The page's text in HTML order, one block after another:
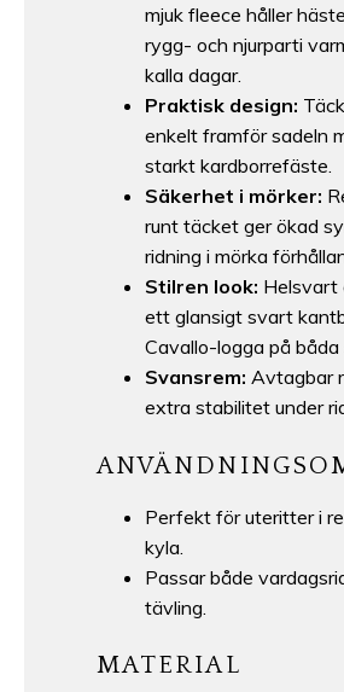
mjuk fleece håller
rygg- och njurparti
kalla dagar.
Praktisk design:
enkelt framför sadeln
starkt kardborrefäste.
Säkerhet i mörker:
runt täcket ger ökad
ridning i mörka
Stilren look: Helsvart
ett glansigt svart
Cavallo-logga på båda
Svansrem: Avtagbar
extra stabilitet under
Perfekt för uteritter i
kyla.
Passar både
tävling.
MATERIAL